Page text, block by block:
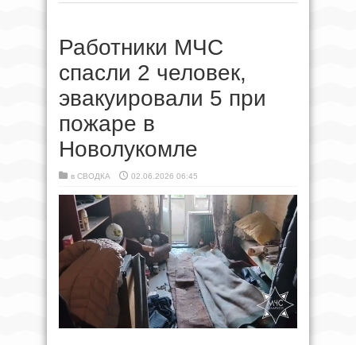
Работники МЧС
спасли 2 человек,
эвакуировали 5 при
пожаре в
Новолукомле
в СВОДКА 02.06.2026 06:45